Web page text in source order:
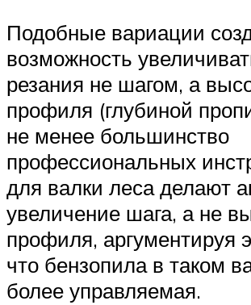
Подобные вариации
возможность
резания не шагом, а
профиля (глубиной
не менее большинство
профессиональных
для валки леса делают
увеличение шага, а не
профиля, аргументируя
что бензопила в таком
более управляемая.